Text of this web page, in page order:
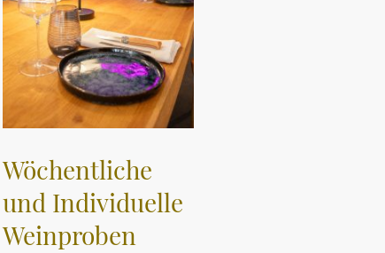
Wöchentliche
und Individuelle
Weinproben